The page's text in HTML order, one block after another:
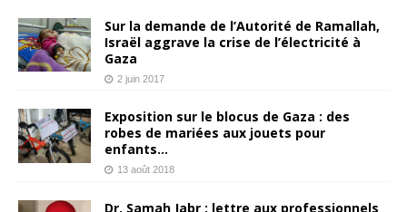
Sur la demande de l’Autorité de Ramallah,
Israël aggrave la crise de l’électricité à
Gaza
2 juin 2017
Exposition sur le blocus de Gaza : des
robes de mariées aux jouets pour
enfants…
13 août 2018
Dr. Samah Jabr : lettre aux professionnels